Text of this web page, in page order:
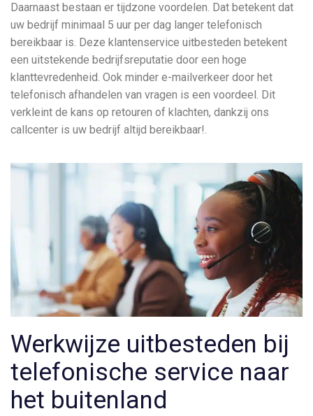
Daarnaast bestaan er tijdzone voordelen. Dat betekent dat
uw bedrijf minimaal 5 uur per dag langer telefonisch
bereikbaar is. Deze klantenservice uitbesteden betekent
een uitstekende bedrijfsreputatie door een hoge
klanttevredenheid. Ook minder e-mailverkeer door het
telefonisch afhandelen van vragen is een voordeel. Dit
verkleint de kans op retouren of klachten, dankzij ons
callcenter is uw bedrijf altijd bereikbaar!.
Werkwijze uitbesteden bij
telefonische service naar
het buitenland